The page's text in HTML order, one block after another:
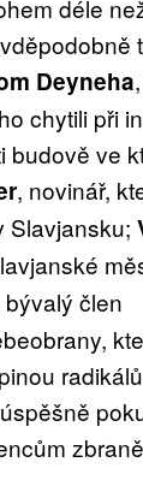
déle
Deyneha
chytili při
budově ve
, novinář,
Slavjansku;
bývalý člen